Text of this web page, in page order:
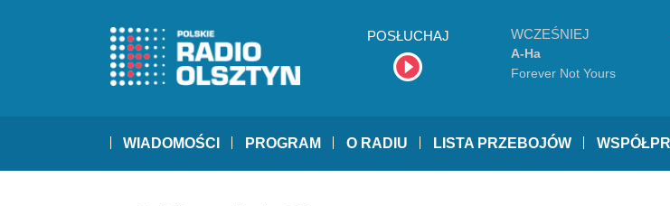
POSŁUCHAJ WCZEŚNIEJ
A-Ha
Forever Not Yours
WIADOMOŚCI PROGRAM O RADIU LISTA PRZEBOJÓW